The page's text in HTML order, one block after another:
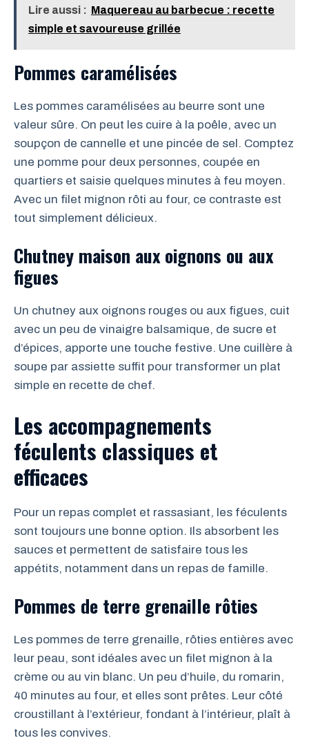
Lire aussi : Maquereau au barbecue : recette
simple et savoureuse grillée
Pommes caramélisées
Les pommes caramélisées au beurre sont une
valeur sûre. On peut les cuire à la poêle, avec un
soupçon de cannelle et une pincée de sel. Comptez
une pomme pour deux personnes, coupée en
quartiers et saisie quelques minutes à feu moyen.
Avec un filet mignon rôti au four, ce contraste est
tout simplement délicieux.
Chutney maison aux oignons ou aux
figues
Un chutney aux oignons rouges ou aux figues, cuit
avec un peu de vinaigre balsamique, de sucre et
d’épices, apporte une touche festive. Une cuillère à
soupe par assiette suffit pour transformer un plat
simple en recette de chef.
Les accompagnements
féculents classiques et
efficaces
Pour un repas complet et rassasiant, les féculents
sont toujours une bonne option. Ils absorbent les
sauces et permettent de satisfaire tous les
appétits, notamment dans un repas de famille.
Pommes de terre grenaille rôties
Les pommes de terre grenaille, rôties entières avec
leur peau, sont idéales avec un filet mignon à la
crème ou au vin blanc. Un peu d’huile, du romarin,
40 minutes au four, et elles sont prêtes. Leur côté
croustillant à l’extérieur, fondant à l’intérieur, plaît à
tous les convives.